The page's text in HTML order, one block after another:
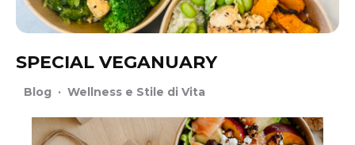
SPECIAL VEGANUARY
Blog · Wellness e Stile di Vita